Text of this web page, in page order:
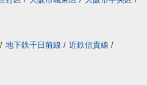
/ 地下鉄千日前線 / 近鉄信貴線 /